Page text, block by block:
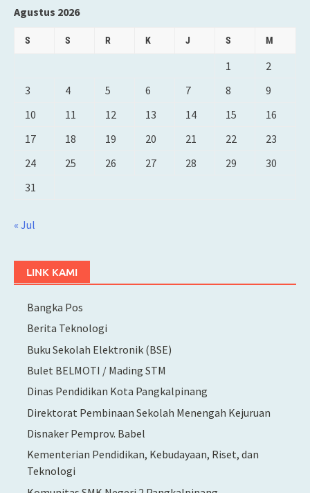
Agustus 2026
S S R K J S M
1
2
3
4 5 6 7 8
9
10
11 12 13 14 15
16
17
18 19 20 21 22
23
24
25 26 27 28 29
30
31
« Jul
LINK KAMI
Bangka Pos
Berita Teknologi
Buku Sekolah Elektronik (BSE)
Bulet BELMOTI / Mading STM
Dinas Pendidikan Kota Pangkalpinang
Direktorat Pembinaan Sekolah Menengah Kejuruan
Disnaker Pemprov. Babel
Kementerian Pendidikan, Kebudayaan, Riset, dan
Teknologi